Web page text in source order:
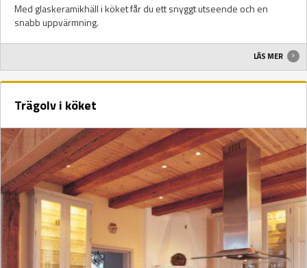
Med glaskeramikhäll i köket får du ett snyggt utseende och en
snabb uppvärmning.
LÄS MER
Trägolv i köket